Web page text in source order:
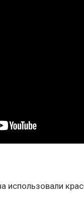
использовали